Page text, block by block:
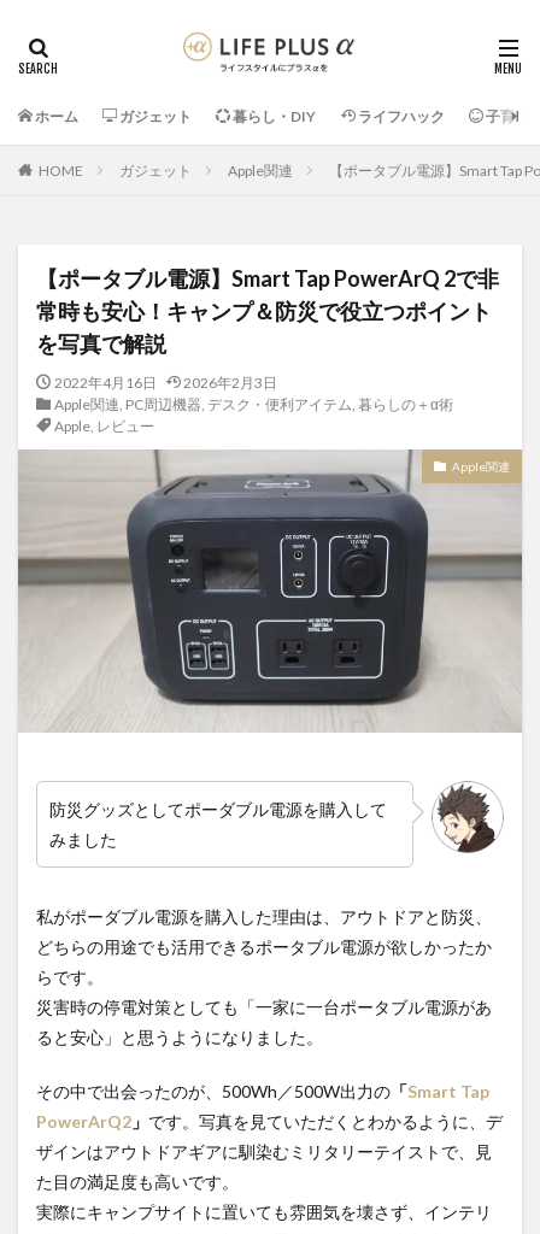
ホーム ガジェット 暮らし・DIY ライフハック 子育て
HOME ガジェット Apple関連 【ポータブル電源】Smart Tap
【ポータブル電源】Smart Tap PowerArQ 2で非
常時も安心！キャンプ＆防災で役立つポイント
を写真で解説
2022年4月16日
2026年2月3日
Apple関連, PC周辺機器, デスク・便利アイテム, 暮らしの＋α術
Apple, レビュー
Apple関連
防災グッズとしてポーダブル電源を購入して
みました
私がポーダブル電源を購入した理由は、アウトドアと防災、
どちらの用途でも活用できるポータブル電源が欲しかったか
らです。
災害時の停電対策としても「一家に一台ポータブル電源があ
ると安心」と思うようになりました。
その中で出会ったのが、500Wh／500W出力の 「Smart Tap
PowerArQ2 」 です。写真を見ていただくとわかるように、デ
ザインはアウトドアギアに馴染むミリタリーテイストで、見
た目の満足度も高いです。
実際にキャンプサイトに置いても雰囲気を壊さず、インテリ